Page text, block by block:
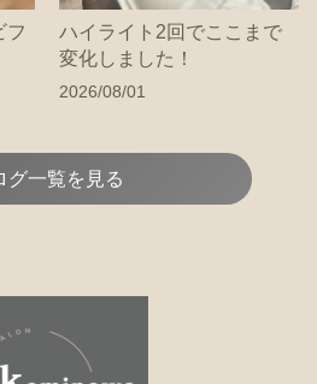
フ
ハイライト2回でここまで
変化しました！
2026/08/01
グ一覧を見る